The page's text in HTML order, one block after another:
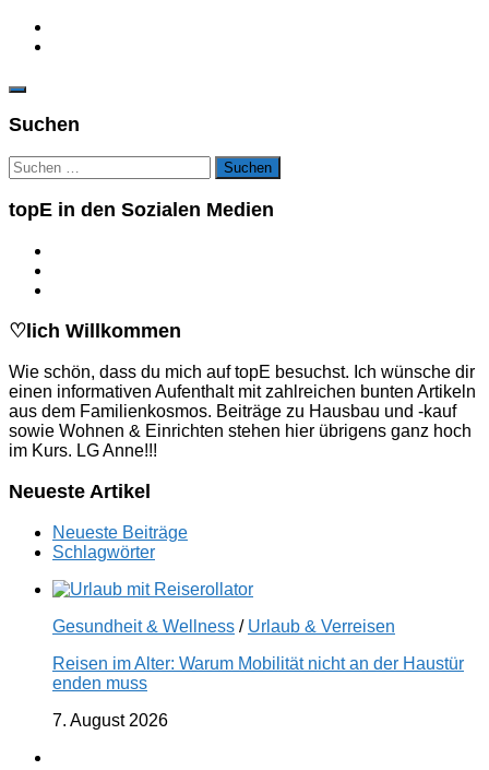
Suchen
Suchen
nach:
topE in den Sozialen Medien
♡lich Willkommen
Wie schön, dass du mich auf topE besuchst. Ich wünsche dir
einen informativen Aufenthalt mit zahlreichen bunten Artikeln
aus dem Familienkosmos. Beiträge zu Hausbau und -kauf
sowie Wohnen & Einrichten stehen hier übrigens ganz hoch
im Kurs. LG Anne!!!
Neueste Artikel
Neueste Beiträge
Schlagwörter
Gesundheit & Wellness / Urlaub & Verreisen
Reisen im Alter: Warum Mobilität nicht an der Haustür
enden muss
7. August 2026